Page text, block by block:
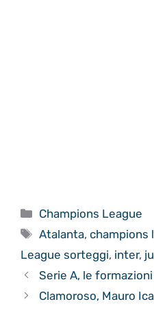
Categorie
Champions League
Tag
Atalanta,champions
League sorteggi, inter,
Serie A, le
Clamoroso, Mauro